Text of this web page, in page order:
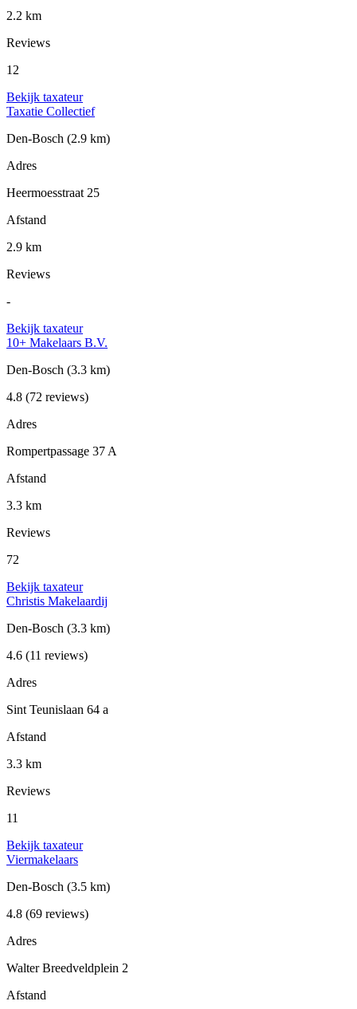
2.2 km
Reviews
12
Bekijk taxateur
Taxatie Collectief
Den-Bosch (2.9 km)
Adres
Heermoesstraat 25
Afstand
2.9 km
Reviews
-
Bekijk taxateur
10+ Makelaars B.V.
Den-Bosch (3.3 km)
4.8 (72 reviews)
Adres
Rompertpassage 37 A
Afstand
3.3 km
Reviews
72
Bekijk taxateur
Christis Makelaardij
Den-Bosch (3.3 km)
4.6 (11 reviews)
Adres
Sint Teunislaan 64 a
Afstand
3.3 km
Reviews
11
Bekijk taxateur
Viermakelaars
Den-Bosch (3.5 km)
4.8 (69 reviews)
Adres
Walter Breedveldplein 2
Afstand